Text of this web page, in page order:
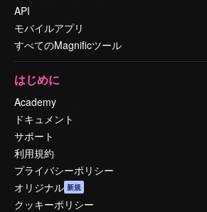
API
モバイルアプリ
すべてのMagnificツール
はじめに
Academy
ドキュメント
サポート
利用規約
プライバシーポリシー
オリジナル 新規
クッキーポリシー